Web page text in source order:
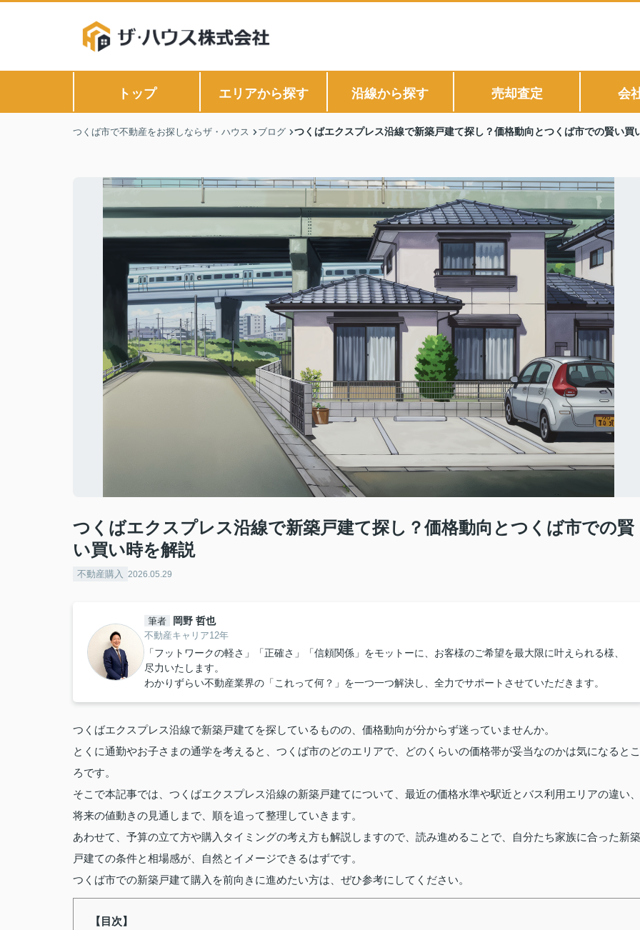
トップ エリアから探す 沿線から探す 売却査定 会
つくば市で不動産をお探しならザ・ハウス ブログ つくばエクスプレス沿線で新築戸建て探し？価格動向とつくば市での賢い買
つくばエクスプレス沿線で新築戸建て探し？価格動向とつくば市での賢
い買い時を解説
不動産購入 2026.05.29
筆者 岡野 哲也
不動産キャリア12年
「フットワークの軽さ」「正確さ」「信頼関係」をモットーに、お客様のご希望を最大限に叶えられる様、
尽力いたします。
わかりずらい不動産業界の「これって何？」を一つ一つ解決し、全力でサポートさせていただきます。
つくばエクスプレス沿線で新築戸建てを探しているものの、価格動向が分からず迷っていませんか。
とくに通勤やお子さまの通学を考えると、つくば市のどのエリアで、どのくらいの価格帯が妥当なのかは気になるとこ
ろです。
そこで本記事では、つくばエクスプレス沿線の新築戸建てについて、最近の価格水準や駅近とバス利用エリアの違い、
将来の値動きの見通しまで、順を追って整理していきます。
あわせて、予算の立て方や購入タイミングの考え方も解説しますので、読み進めることで、自分たち家族に合った新築
戸建ての条件と相場感が、自然とイメージできるはずです。
つくば市での新築戸建て購入を前向きに進めたい方は、ぜひ参考にしてください。
【目次】